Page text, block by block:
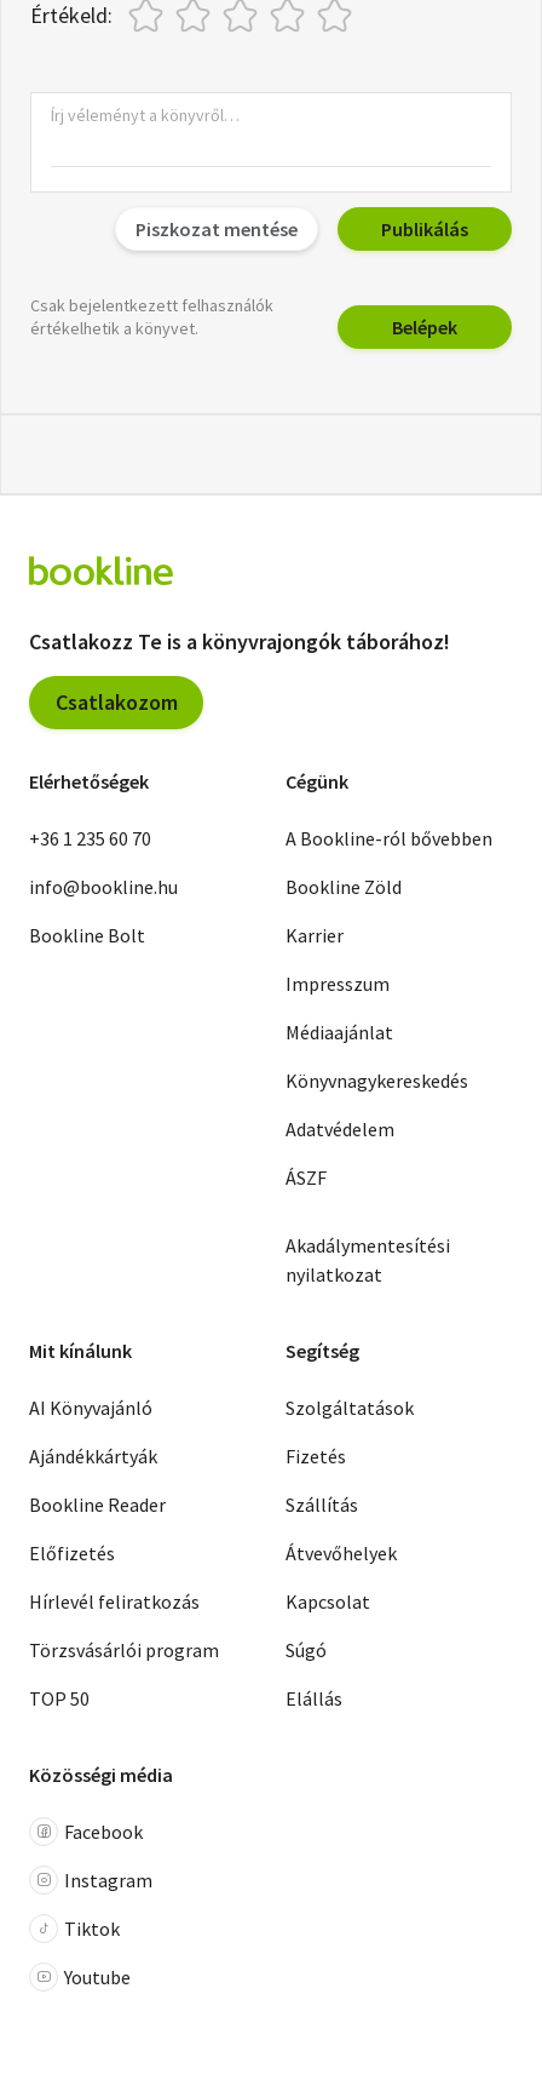
Értékeld:
Piszkozat mentése Publikálás
Csak bejelentkezett felhasználók
értékelhetik a könyvet.
Belépek
Csatlakozz Te is a könyvrajongók táborához!
Csatlakozom
Elérhetőségek
+36 1 235 60 70
info@bookline.hu
Bookline Bolt
Cégünk
A Bookline-ról bővebben
Bookline Zöld
Karrier
Impresszum
Médiaajánlat
Könyvnagykereskedés
Adatvédelem
ÁSZF
Akadálymentesítési
nyilatkozat
Mit kínálunk
AI Könyvajánló
Ajándékkártyák
Bookline Reader
Előfizetés
Hírlevél feliratkozás
Törzsvásárlói program
TOP 50
Segítség
Szolgáltatások
Fizetés
Szállítás
Átvevőhelyek
Kapcsolat
Súgó
Elállás
Közösségi média
Facebook
Instagram
Tiktok
Youtube